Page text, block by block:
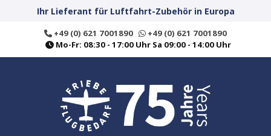
springenIhr Lieferant für Luftfahrt-Zubehör in Europa
+49 (0) 621 7001890
+49 (0) 621 7001890
Mo-Fr: 08:30 - 17:00 Uhr Sa 09:00 - 14:00 Uhr